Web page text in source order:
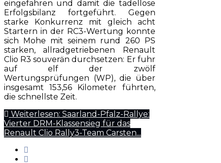
eingefahren und damit die tadellose
Erfolgsbilanz fortgeführt. Gegen
starke Konkurrenz mit gleich acht
Startern in der RC3-Wertung konnte
sich Mohe mit seinem rund 260 PS
starken, allradgetriebenen Renault
Clio R3 souverän durchsetzen: Er fuhr
auf elf der zwölf
Wertungsprüfungen (WP), die über
insgesamt 153,56 Kilometer führten,
die schnellste Zeit.
Weiterlesen: Saarland-Pfalz-Rallye:
Vierter DRM-Klassensieg für das
Renault Clio Rally3-Team Carsten...